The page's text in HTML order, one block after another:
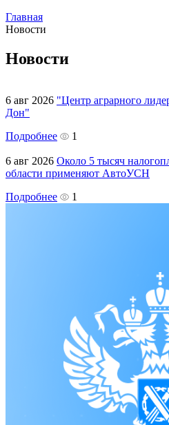
Главная
Новости
Новости
6 авг 2026 "Центр аграрного
Дон"
Подробнее
1
6 авг 2026 Около 5 тысяч
области применяют АвтоУСН
Подробнее
1